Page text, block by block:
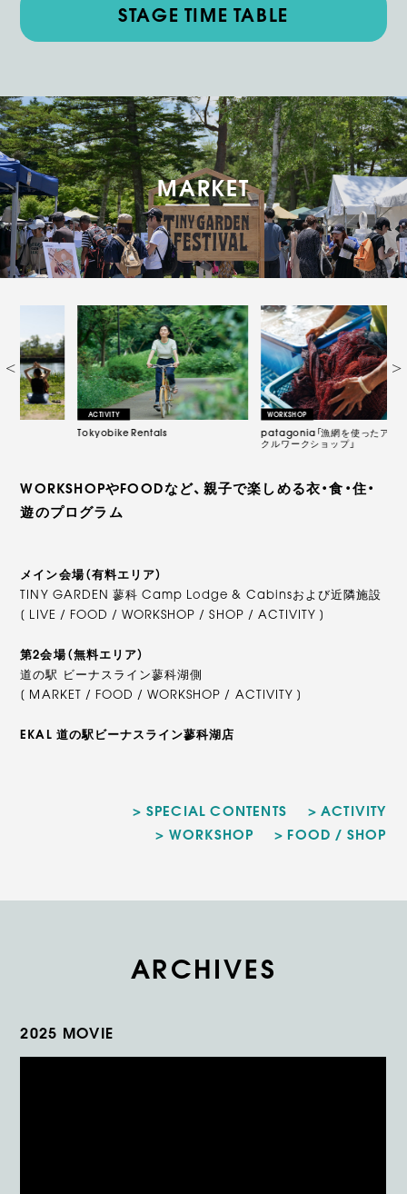
STAGE TIME TABLE
MARKET
Tokyobike Rentals
patagonia「漁網を使ったアップサイ
クルワークショップ」
WORKSHOPやFOODなど、親子で楽しめる衣・食・住・
遊のプログラム
メイン会場（有料エリア）
TINY GARDEN 蓼科 Camp Lodge & Cabinsおよび近隣施設
[ LIVE / FOOD / WORKSHOP / SHOP / ACTIVITY ]
第2会場（無料エリア）
道の駅 ビーナスライン蓼科湖側
[ MARKET / FOOD / WORKSHOP / ACTIVITY ]
EKAL 道の駅ビーナスライン蓼科湖店
SPECIAL CONTENTS
ACTIVITY
WORKSHOP
FOOD / SHOP
ARCHIVES
2025 MOVIE